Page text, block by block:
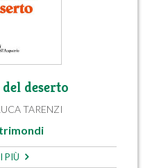
deserto
TARENZI
PIÙ